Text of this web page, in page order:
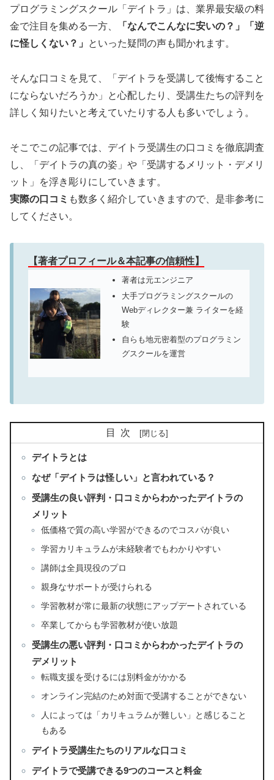
プログラミングスクール「デイトラ」は、業界最安級の料
金で注目を集める一方、
「なんでこんなに安いの？」「逆
に怪しくない？」
といった疑問の声も聞かれます。
そんな口コミを見て、「デイトラを受講して後悔すること
にならないだろうか」と心配したり、受講生たちの評判を
詳しく知りたいと考えていたりする人も多いでしょう。
そこでこの記事では、デイトラ受講生の口コミを徹底調査
し、「デイトラの真の姿」や「受講するメリット・デメリ
ット」を浮き彫りにしていきます。
実際の口コミ も数多く紹介していきますので、是非参考に
してください。
【著者プロフィール＆本記事の信頼性】
著者は元エンジニア
大手プログラミングスクールの
Webディレクター兼 ライターを経
験
自らも地元密着型のプログラミン
グスクールを運営
目次
デイトラとは
なぜ「デイトラは怪しい」と言われている？
受講生の良い評判・口コミからわかったデイトラの
メリット
低価格で質の高い学習ができるのでコスパが良い
学習カリキュラムが未経験者でもわかりやすい
講師は全員現役のプロ
親身なサポートが受けられる
学習教材が常に最新の状態にアップデートされている
卒業してからも学習教材が使い放題
受講生の悪い評判・口コミからわかったデイトラの
デメリット
転職支援を受けるには別料金がかかる
オンライン完結のため対面で受講することができない
人によっては「カリキュラムが難しい」と感じること
もある
デイトラ受講生たちのリアルな口コミ
デイトラで受講できる9つのコースと料金